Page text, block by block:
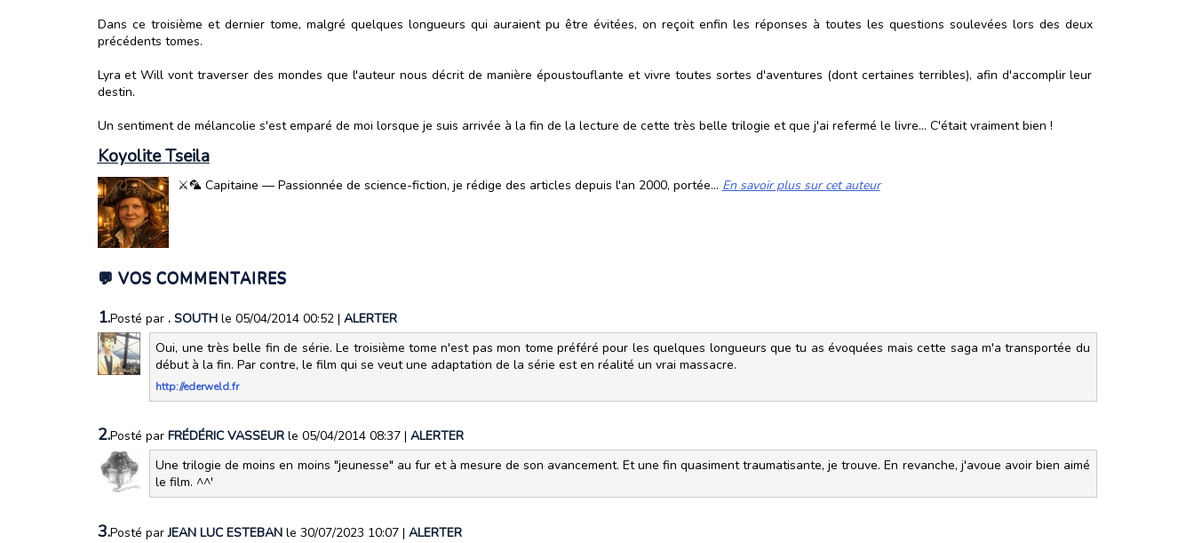
Dans ce troisième et dernier tome, malgré quelques longueurs qui auraient pu être évitées, on reçoit enfin les réponses à toutes les questions soulevées lors des deux
précédents tomes.
Lyra et Will vont traverser des mondes que l'auteur nous décrit de manière époustouflante et vivre toutes sortes d'aventures (dont certaines terribles), afin d'accomplir leur
destin.
Un sentiment de mélancolie s'est emparé de moi lorsque je suis arrivée à la fin de la lecture de cette très belle trilogie et que j'ai refermé le livre... C'était vraiment bien !
Koyolite Tseila
⚔️🦜 Capitaine — Passionnée de science-fiction, je rédige des articles depuis l'an 2000, portée... En savoir plus sur cet auteur
💬 VOS COMMENTAIRES
1.Posté par . SOUTH le 05/04/2014 00:52 | ALERTER
Oui, une très belle fin de série. Le troisième tome n'est pas mon tome préféré pour les quelques longueurs que tu as évoquées mais cette saga m'a transportée du
début à la fin. Par contre, le film qui se veut une adaptation de la série est en réalité un vrai massacre.
http://ederweld.fr
2.Posté par FRÉDÉRIC VASSEUR le 05/04/2014 08:37 | ALERTER
Une trilogie de moins en moins "jeunesse" au fur et à mesure de son avancement. Et une fin quasiment traumatisante, je trouve. En revanche, j'avoue avoir bien aimé
le film. ^^'
3.Posté parJEAN LUC ESTEBAN le 30/07/2023 10:07 | ALERTER